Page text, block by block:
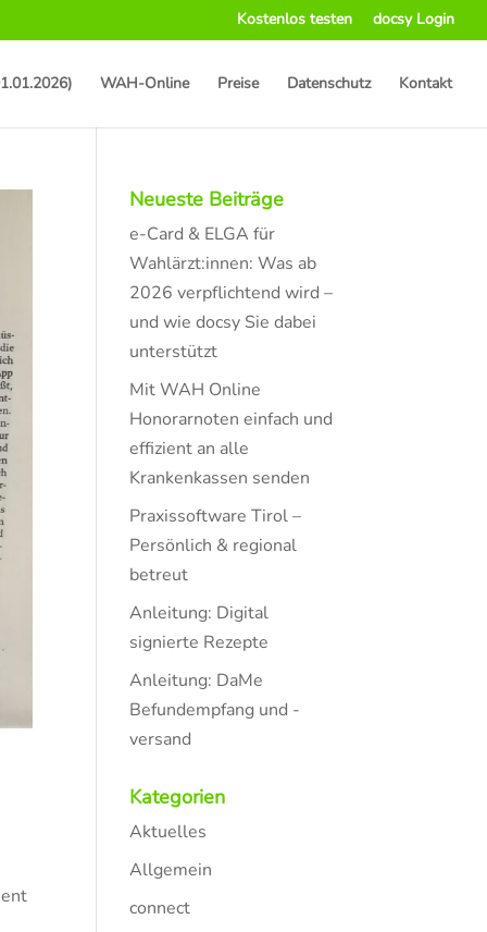
Kostenlos testen docsy Login
WAH-Online Preise Datenschutz Kontakt
Neueste Beiträge
e-Card & ELGA für
Wahlärzt:innen: Was ab
2026 verpflichtend wird –
und wie docsy Sie dabei
unterstützt
Mit WAH Online
Honorarnoten einfach und
effizient an alle
Krankenkassen senden
Praxissoftware Tirol –
Persönlich & regional
betreut
Anleitung: Digital
signierte Rezepte
Anleitung: DaMe
Befundempfang und -
versand
Kategorien
Aktuelles
Allgemein
connect